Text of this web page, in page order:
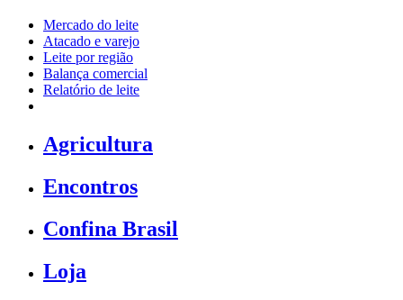
Mercado do leite
Atacado e varejo
Leite por região
Balança comercial
Relatório de leite
Agricultura
Encontros
Confina Brasil
Loja